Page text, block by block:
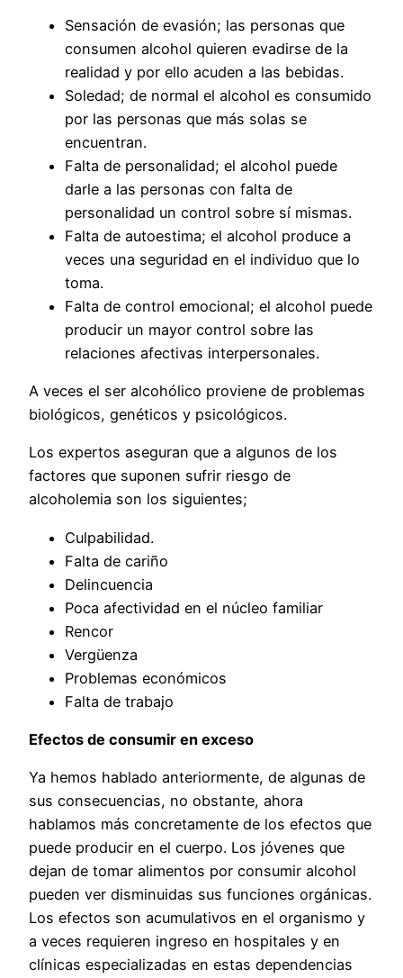
Sensación de evasión; las personas que
consumen alcohol quieren evadirse de la
realidad y por ello acuden a las bebidas.
Soledad; de normal el alcohol es consumido
por las personas que más solas se
encuentran.
Falta de personalidad; el alcohol puede
darle a las personas con falta de
personalidad un control sobre sí mismas.
Falta de autoestima; el alcohol produce a
veces una seguridad en el individuo que lo
toma.
Falta de control emocional; el alcohol puede
producir un mayor control sobre las
relaciones afectivas interpersonales.
A veces el ser alcohólico proviene de problemas
biológicos, genéticos y psicológicos.
Los expertos aseguran que a algunos de los
factores que suponen sufrir riesgo de
alcoholemia son los siguientes;
Culpabilidad.
Falta de cariño
Delincuencia
Poca afectividad en el núcleo familiar
Rencor
Vergüenza
Problemas económicos
Falta de trabajo
Efectos de consumir en exceso
Ya hemos hablado anteriormente, de algunas de
sus consecuencias, no obstante, ahora
hablamos más concretamente de los efectos que
puede producir en el cuerpo. Los jóvenes que
dejan de tomar alimentos por consumir alcohol
pueden ver disminuidas sus funciones orgánicas.
Los efectos son acumulativos en el organismo y
a veces requieren ingreso en hospitales y en
clínicas especializadas en estas dependencias